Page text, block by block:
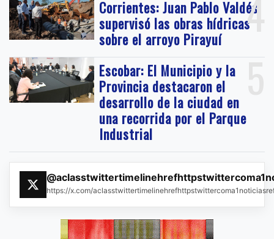
4
Corrientes: Juan Pablo Valdés
supervisó las obras hídricas
sobre el arroyo Pirayuí
5
Escobar: El Municipio y la
Provincia destacaron el
desarrollo de la ciudad en
una recorrida por el Parque
Industrial
https://x.com/